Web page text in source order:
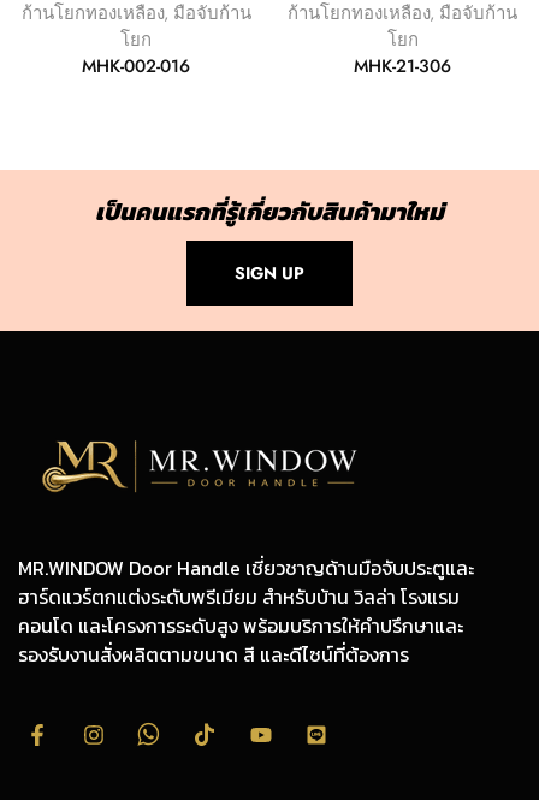
ก้านโยกทองเหลือง, มือจับก้าน
โยก
MHK-002-016
ก้านโยกทองเหลือง, มือจับก้าน
โยก
MHK-21-306
เป็นคนแรกที่รู้เกี่ยวกับสินค้ามาใหม่
SIGN UP
MR.WINDOW Door Handle เชี่ยวชาญด้านมือจับประตูและ
ฮาร์ดแวร์ตกแต่งระดับพรีเมียม สำหรับบ้าน วิลล่า โรงแรม
คอนโด และโครงการระดับสูง พร้อมบริการให้คำปรึกษาและ
รองรับงานสั่งผลิตตามขนาด สี และดีไซน์ที่ต้องการ